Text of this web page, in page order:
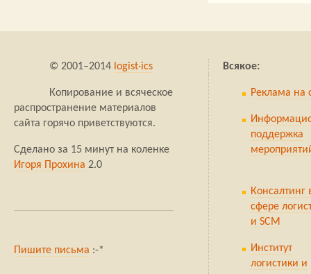
© 2001–2014 logist·ics
Копирование и всяческое
распространение материалов
сайта горячо приветствуются.
Сделано за 15 минут на коленке
Игоря Прохина 2.0
Пишите письма :-*
Всякое:
Реклама на
поддержка
Консалтинг
сфере
и SCM
Институт
логистики и